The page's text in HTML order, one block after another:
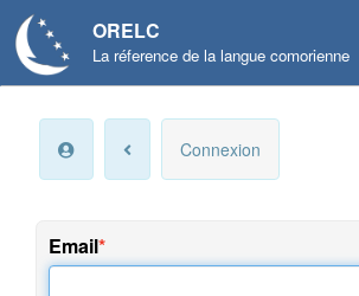
ORELC
La réference de la langue comorienne
compte
Connexion
Email